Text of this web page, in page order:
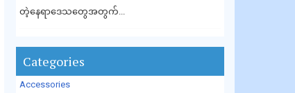
တဲ့နေရာဒေသတွေအတွက်...
Categories
Accessories